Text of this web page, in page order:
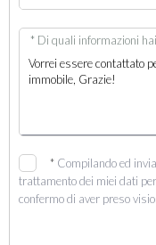
* Di quali informazioni
* Compilando ed
trattamento dei miei dati
confermo di aver preso